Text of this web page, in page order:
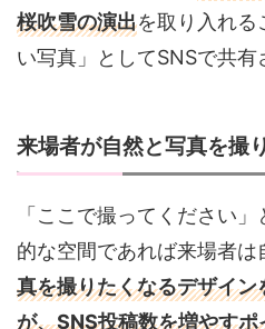
桜吹雪の演出を取り入れる
い写真」としてSNSで共有
来場者が自然と写真を撮
「ここで撮ってください
的な空間であれば来場者は
真を撮りたくなるデザイ
が、SNS投稿数を増やすポ